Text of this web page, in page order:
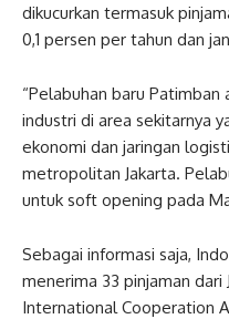
dikucurkan termasuk
0,1 persen per tahun dan
“Pelabuhan baru
industri di area sekitarnya
ekonomi dan jaringan
metropolitan Jakarta.
untuk soft opening pada
Sebagai informasi saja,
menerima 33 pinjaman dari
International Cooperation